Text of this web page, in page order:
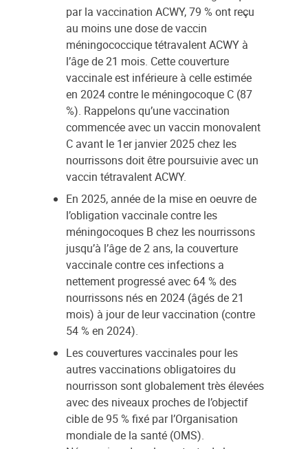
par la vaccination ACWY, 79 % ont reçu
au moins une dose de vaccin
méningococcique tétravalent ACWY à
l’âge de 21 mois. Cette couverture
vaccinale est inférieure à celle estimée
en 2024 contre le méningocoque C (87
%). Rappelons qu’une vaccination
commencée avec un vaccin monovalent
C avant le 1er janvier 2025 chez les
nourrissons doit être poursuivie avec un
vaccin tétravalent ACWY.
En 2025, année de la mise en oeuvre de
l’obligation vaccinale contre les
méningocoques B chez les nourrissons
jusqu’à l’âge de 2 ans, la couverture
vaccinale contre ces infections a
nettement progressé avec 64 % des
nourrissons nés en 2024 (âgés de 21
mois) à jour de leur vaccination (contre
54 % en 2024).
Les couvertures vaccinales pour les
autres vaccinations obligatoires du
nourrisson sont globalement très élevées
avec des niveaux proches de l’objectif
cible de 95 % fixé par l’Organisation
mondiale de la santé (OMS).